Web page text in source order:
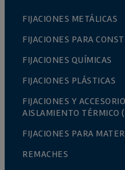
FIJACIONES METÁLICAS
FIJACIONES PARA
FIJACIONES QUÍMICAS
FIJACIONES PLÁSTICAS
FIJACIONES Y
AISLAMIENTO TÉRMICO
FIJACIONES PARA
REMACHES